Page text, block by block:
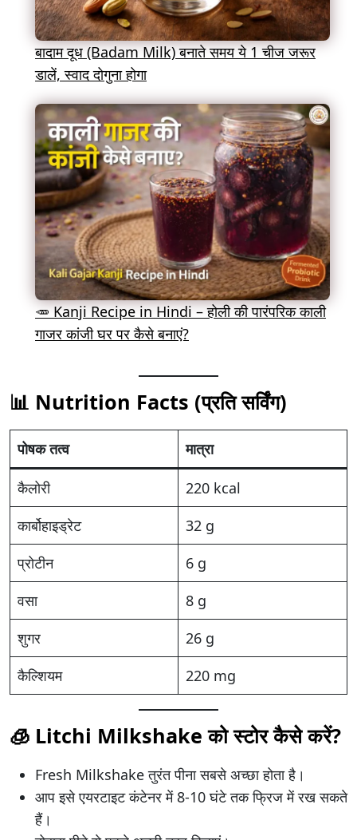
बादाम दूध (Badam Milk) बनाते समय ये 1 चीज जरूर
डालें, स्वाद दोगुना होगा
🥕 Kanji Recipe in Hindi – होली की पारंपरिक काली
गाजर कांजी घर पर कैसे बनाएं?
📊 Nutrition Facts (प्रति सर्विंग)
पोषक तत्व मात्रा
कैलोरी
220 kcal
कार्बोहाइड्रेट
32 g
प्रोटीन
6 g
वसा
8 g
शुगर
26 g
कैल्शियम
220 mg
🧊 Litchi Milkshake को स्टोर कैसे करें?
Fresh Milkshake तुरंत पीना सबसे अच्छा होता है।
आप इसे एयरटाइट कंटेनर में 8-10 घंटे तक फ्रिज में रख सकते
हैं।